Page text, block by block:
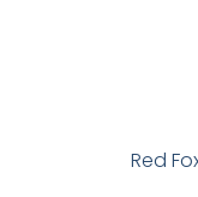
Red